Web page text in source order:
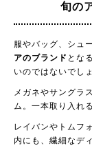
旬の
服やバッグ、シュ
アのブランド とな
いのではないでし
メガネやサングラ
ム。一本取り入れ
レイバンやトムフ
内にも、繊細なデ